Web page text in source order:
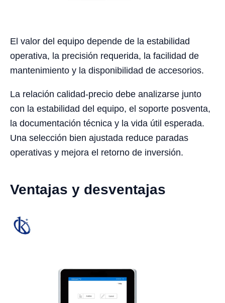
El valor del equipo depende de la estabilidad
operativa, la precisión requerida, la facilidad de
mantenimiento y la disponibilidad de accesorios.
La relación calidad-precio debe analizarse junto
con la estabilidad del equipo, el soporte posventa,
la documentación técnica y la vida útil esperada.
Una selección bien ajustada reduce paradas
operativas y mejora el retorno de inversión.
Ventajas y desventajas